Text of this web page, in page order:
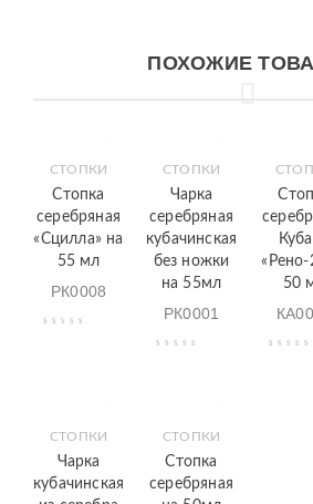
ПОХОЖИЕ
СТОПКИ
Стопка
серебряная
«Сцилла» на
55 мл
РК0008
СТОПКИ
Чарка
серебряная
кубачинская
без ножки
на 55мл
РК0001
«Рено-
50
СТОПКИ
Чарка
кубачинская
СТОПКИ
Стопка
серебряная